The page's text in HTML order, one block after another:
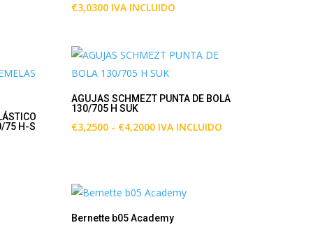
€3,0300 IVA INCLUIDO
75 H-S
AGUJAS SCHMEZT PUNTA DE BOLA
130/705 H SUK
€3,2500 - €4,2000Rango
€3,2500
hasta
IVA INCLUIDO
Bernette b05 Academy